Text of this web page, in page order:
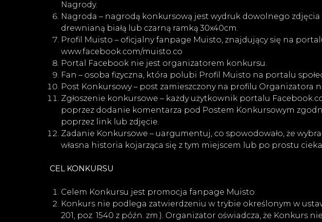
Nagrody.
Nagroda – nagrodą konkursową jest wydruk dowolnego zdjęcia
drewnianą białą lub czarną ramką 30x40cm.
Profil Muisto – oficjalny fanpage Muisto, znajdujący się na
www.facebook.com/muisto.co
Portal Facebook nie jest organizatorem konkursu.
Fan – osoba fizyczna, która polubi Profil Muisto na portalu
Post Konkursowy – post zamieszczony na profilu Organizatora
Zgłoszenie konkursowe – każdy użytkownik portalu
poprzez dodanie komentarza pod Postem Konkursowym
poprzez link lub zdjęcie.
Zadanie Konkursowe – uargumentuj, co spowodowało, że
własna historia kojarząca się z tym miejscem lub po prostu
CEL KONKURSU
Celem Konkursu jest promocja fanpage Muisto
Konkurs nie podlega zatwierdzeniu w trybie określonym w
201, poz. 1540 z późn. zm.). Organizator oświadcza, że Konkurs